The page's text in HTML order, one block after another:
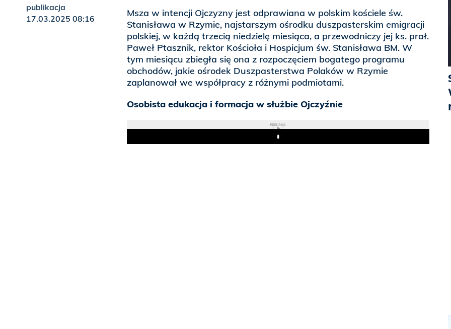
Msza w intencji Ojczyzny jest odprawiana w polskim kościele św.
Stanisława w Rzymie, najstarszym ośrodku duszpasterskim emigracji
polskiej, w każdą trzecią niedzielę miesiąca, a przewodniczy jej ks. prał.
Paweł Ptasznik, rektor Kościoła i Hospicjum św. Stanisława BM. W
tym miesiącu zbiegła się ona z rozpoczęciem bogatego programu
obchodów, jakie ośrodek Duszpasterstwa Polaków w Rzymie
zaplanował we współpracy z różnymi podmiotami.
Osobista edukacja i formacja w służbie Ojczyźnie
REKLAMA
Play
publikacja
17.03.2025 08:16